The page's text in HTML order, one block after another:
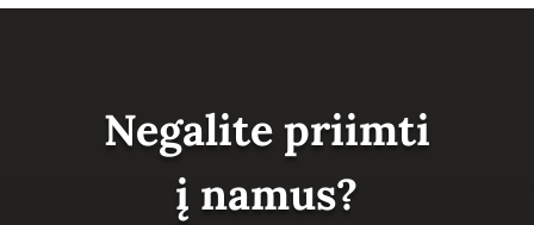
Negalite priimti
į namus?